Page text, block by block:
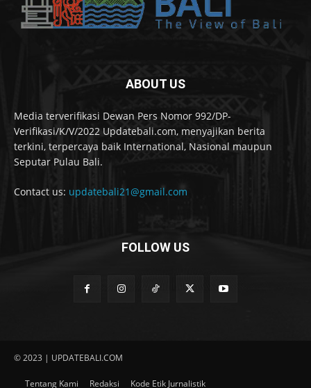
ABOUT US
Media terverifikasi Dewan Pers Nomor 992/DP-
Verifikasi/K/V/2022 Updatebali.com, menyajikan berita
terkini, terpercaya baik International, Nasional maupun
Seputar Pulau Bali.
Contact us: updatebali21@gmail.com
FOLLOW US
© 2023 | UPDATEBALI.COM
Tentang Kami Redaksi Kode Etik Jurnalistik